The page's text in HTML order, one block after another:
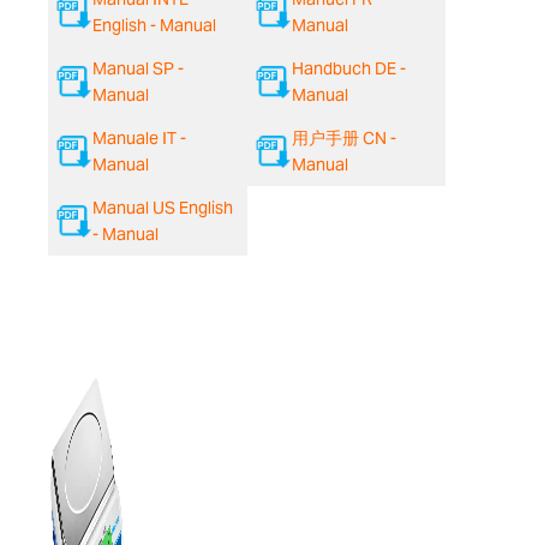
English - Manual
Manual
Manual SP -
Manual
Handbuch DE -
Manual
Manuale IT -
Manual
用户手册 CN -
Manual
Manual US English
- Manual